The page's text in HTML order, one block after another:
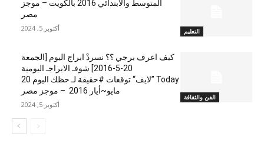
التعليم
المتوسط والابتدائي 2016 بالكويت – موجز
مصر
أكتوبر 5, 2024
الفن والثقافة
كيف اعرف برجي ؟؟ نسردْ ابراج اليوم [الجمعة
20-5-2016] شوفـ الابراجـ اليومية
Today ”لايف“ توقعات #حقيقة لـ حظك اليوم 20
مايو~أيار 2016 – موجز مصر
أكتوبر 5, 2024